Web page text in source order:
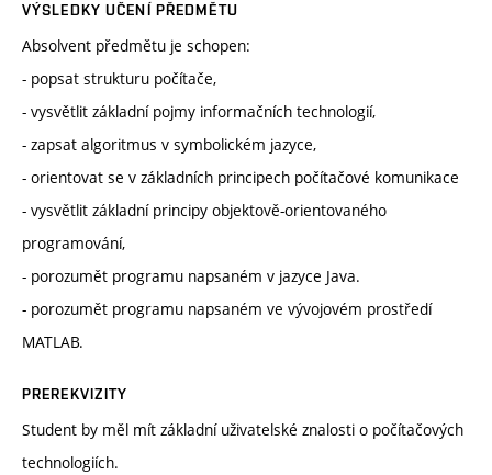
VÝSLEDKY UČENÍ PŘEDMĚTU
Absolvent předmětu je schopen:
- popsat strukturu počítače,
- vysvětlit základní pojmy informačních technologií,
- zapsat algoritmus v symbolickém jazyce,
- orientovat se v základních principech počítačové komunikace
- vysvětlit základní principy objektově-orientovaného
programování,
- porozumět programu napsaném v jazyce Java.
- porozumět programu napsaném ve vývojovém prostředí
MATLAB.
PREREKVIZITY
Student by měl mít základní uživatelské znalosti o počítačových
technologiích.